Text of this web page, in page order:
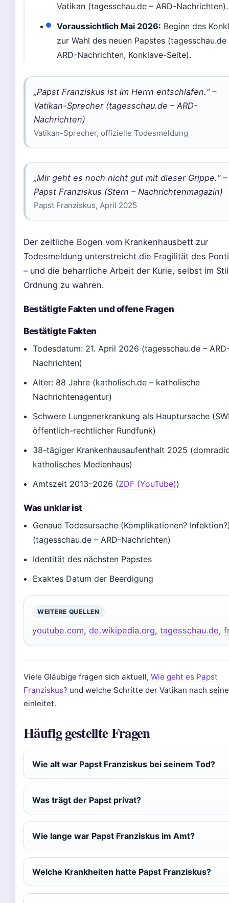
Vatikan (tagesschau.de – ARD-Nachrichten).
Voraussichtlich Mai 2026: Beginn des
zur Wahl des neuen Papstes (tagesschau.de
ARD-Nachrichten, Konklave-Seite).
„Papst Franziskus ist im Herrn entschlafen.“ –
Vatikan-Sprecher (tagesschau.de – ARD-
Nachrichten)
Vatikan-Sprecher, offizielle Todesmeldung
„Mir geht es noch nicht gut mit dieser Grippe.“ –
Papst Franziskus (Stern – Nachrichtenmagazin)
Papst Franziskus, April 2025
Der zeitliche Bogen vom Krankenhausbett zur
Todesmeldung unterstreicht die Fragilität des
– und die beharrliche Arbeit der Kurie, selbst im
Ordnung zu wahren.
Bestätigte Fakten und offene Fragen
Bestätigte Fakten
Todesdatum: 21. April 2026 (tagesschau.de –
Nachrichten)
Alter: 88 Jahre (katholisch.de – katholische
Nachrichtenagentur)
Schwere Lungenerkrankung als Hauptursache
öffentlich-rechtlicher Rundfunk)
38-tägiger Krankenhausaufenthalt 2025
katholisches Medienhaus)
Amtszeit 2013–2026 (ZDF (YouTube))
Was unklar ist
Genaue Todesursache (Komplikationen?
(tagesschau.de – ARD-Nachrichten)
Identität des nächsten Papstes
Exaktes Datum der Beerdigung
WEITERE QUELLEN
youtube.com, de.wikipedia.org, tagesschau.de,
Viele Gläubige fragen sich aktuell, Wie geht es Papst
Franziskus? und welche Schritte der Vatikan nach
einleitet.
Häufig gestellte Fragen
Wie alt war Papst Franziskus bei seinem Tod?
Was trägt der Papst privat?
Wie lange war Papst Franziskus im Amt?
Welche Krankheiten hatte Papst Franziskus?